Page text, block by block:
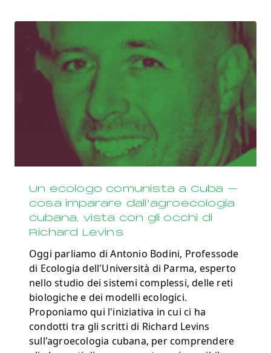
Un ecologo comunista a Cuba –
cosa imparare dall’agroecologia
cubana, vista con gli occhi di
Richard Levins
Oggi parliamo di Antonio Bodini, Professode
di Ecologia dell'Università di Parma, esperto
nello studio dei sistemi complessi, delle reti
biologiche e dei modelli ecologici.
Proponiamo qui l'iniziativa in cui ci ha
condotti tra gli scritti di Richard Levins
sull'agroecologia cubana, per comprendere